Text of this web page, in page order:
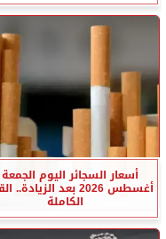
أغسطس 2026 بعد
الكاملة